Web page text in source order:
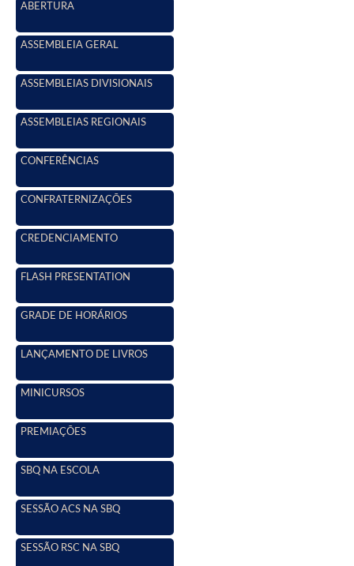
ABERTURA
ASSEMBLEIA GERAL
ASSEMBLEIAS DIVISIONAIS
ASSEMBLEIAS REGIONAIS
CONFERÊNCIAS
CONFRATERNIZAÇÕES
CREDENCIAMENTO
FLASH PRESENTATION
GRADE DE HORÁRIOS
LANÇAMENTO DE LIVROS
MINICURSOS
PREMIAÇÕES
SBQ NA ESCOLA
SESSÃO ACS NA SBQ
SESSÃO RSC NA SBQ